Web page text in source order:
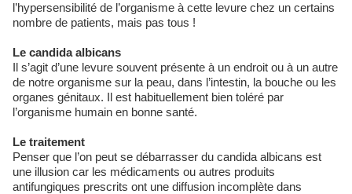
l’hypersensibilité de l’organisme à cette levure chez un certains
nombre de patients, mais pas tous !
Le candida albicans
Il s’agit d’une levure souvent présente à un endroit ou à un autre
de notre organisme sur la peau, dans l’intestin, la bouche ou les
organes génitaux. Il est habituellement bien toléré par
l’organisme humain en bonne santé.
Le traitement
Penser que l’on peut se débarrasser du candida albicans est
une illusion car les médicaments ou autres produits
antifungiques prescrits ont une diffusion incomplète dans